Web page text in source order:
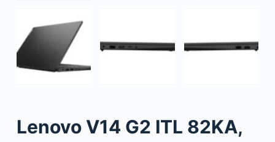
Lenovo V14 G2 ITL 82KA,